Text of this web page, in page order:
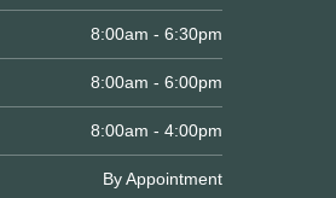
8:00am - 6:30pm
8:00am - 6:00pm
8:00am - 4:00pm
By Appointment